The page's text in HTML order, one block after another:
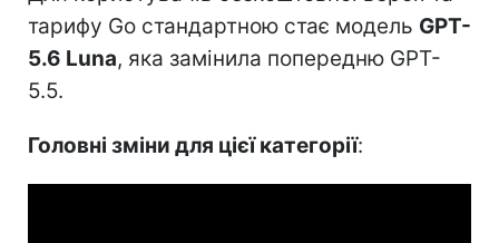
тарифу Go стандартною стає модель GPT-
5.6 Luna, яка замінила попередню GPT-
5.5.
Головні зміни для цієї категорії: